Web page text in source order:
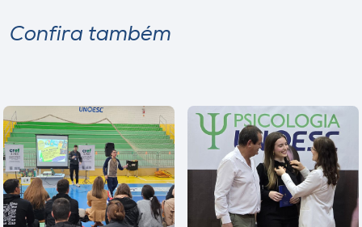
Confira também